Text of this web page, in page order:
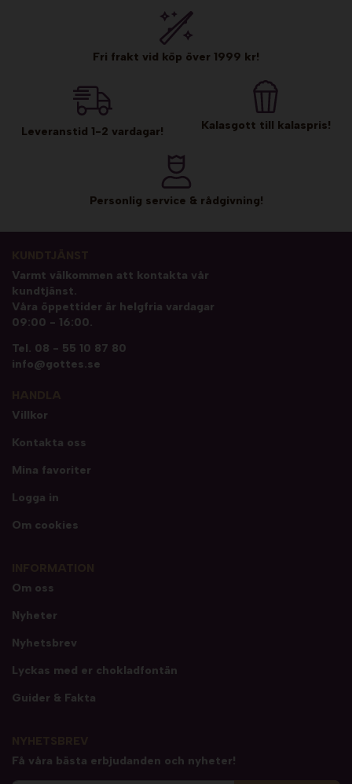
Fri frakt vid köp över 1999 kr!
Leveranstid 1-2 vardagar! Kalasgott till kalaspris!
Personlig service & rådgivning!
Varmt välkommen att kontakta vår
kundtjänst.
Våra öppettider är helgfria vardagar
09:00 - 16:00.
Tel. 08 - 55 10 87 80
info@gottes.se
Villkor
Kontakta oss
Mina favoriter
Logga in
Om cookies
Om oss
Nyheter
Nyhetsbrev
Lyckas med er chokladfontän
Guider & Fakta
Få våra bästa erbjudanden och nyheter!